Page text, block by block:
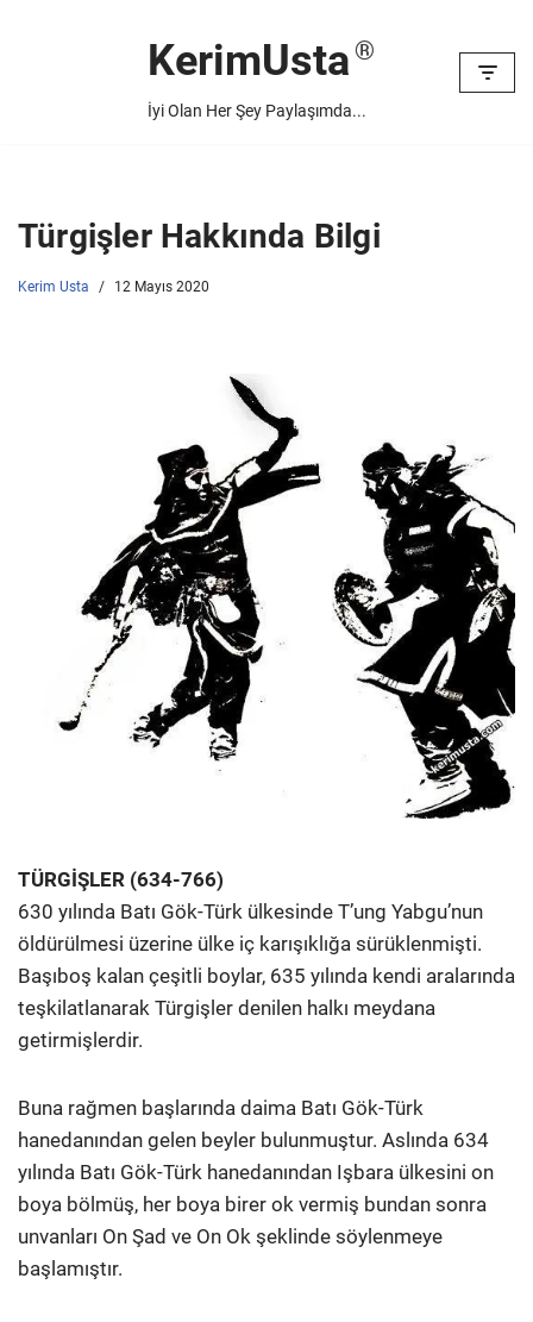
KerimUsta
İyi Olan Her Şey Paylaşımda...
Türgişler Hakkında Bilgi
Kerim Usta 12 Mayıs 2020
TÜRGİŞLER (634-766)
630 yılında Batı Gök-Türk ülkesinde T’ung Yabgu’nun
öldürülmesi üzerine ülke iç karışıklığa sürüklenmişti.
Başıboş kalan çeşitli boylar, 635 yılında kendi aralarında
teşkilatlanarak Türgişler denilen halkı meydana
getirmişlerdir.
Buna rağmen başlarında daima Batı Gök-Türk
hanedanından gelen beyler bulunmuştur. Aslında 634
yılında Batı Gök-Türk hanedanından Işbara ülkesini on
boya bölmüş, her boya birer ok vermiş bundan sonra
unvanları On Şad ve On Ok şeklinde söylenmeye
başlamıştır.